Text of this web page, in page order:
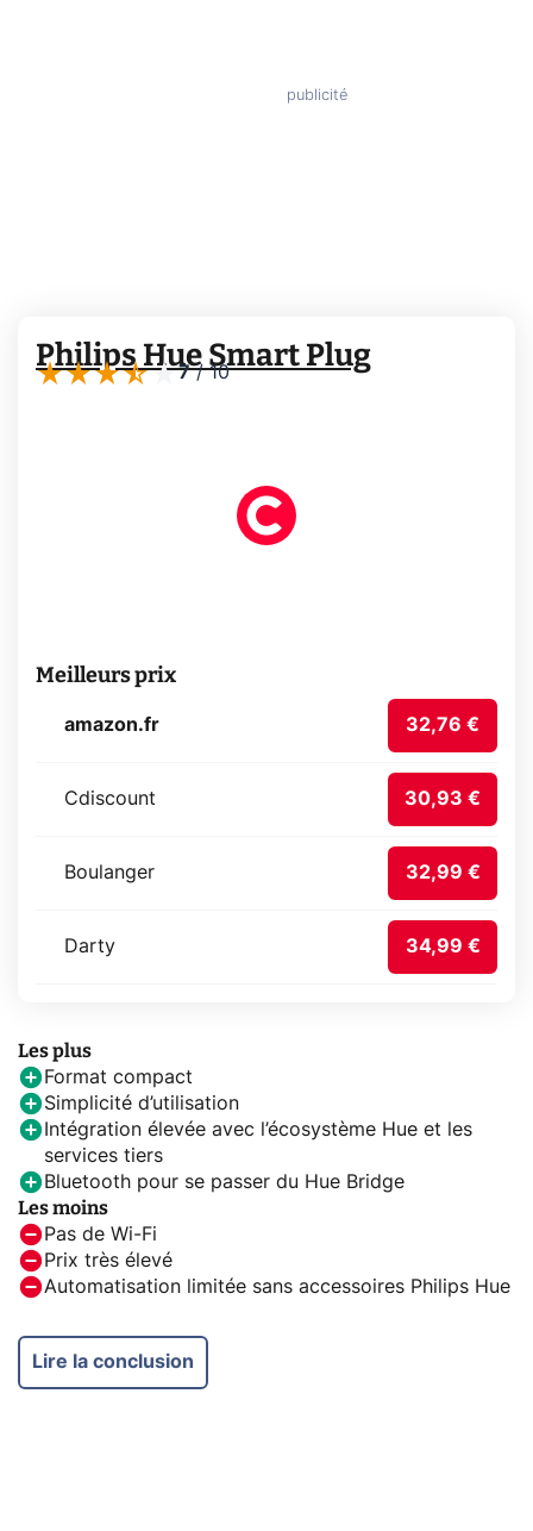
Philips Hue Smart Plug
7/10
Meilleurs prix
amazon.fr 32,76 €
Cdiscount 30,93 €
Boulanger 32,99 €
Darty 34,99 €
Les plus
Format compact
Simplicité d’utilisation
Intégration élevée avec l’écosystème Hue et les
services tiers
Bluetooth pour se passer du Hue Bridge
Les moins
Pas de Wi-Fi
Prix très élevé
Automatisation limitée sans accessoires Philips Hue
Lire la conclusion